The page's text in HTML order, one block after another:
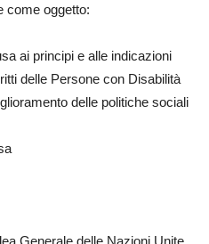
come oggetto:
ai principi e alle indicazioni
delle Persone con Disabilità
delle politiche sociali
Generale delle Nazioni Unite